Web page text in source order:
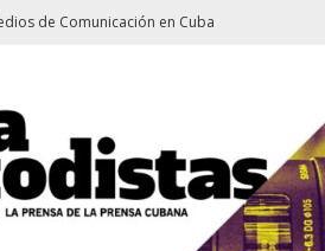
de Comunicación en Cuba